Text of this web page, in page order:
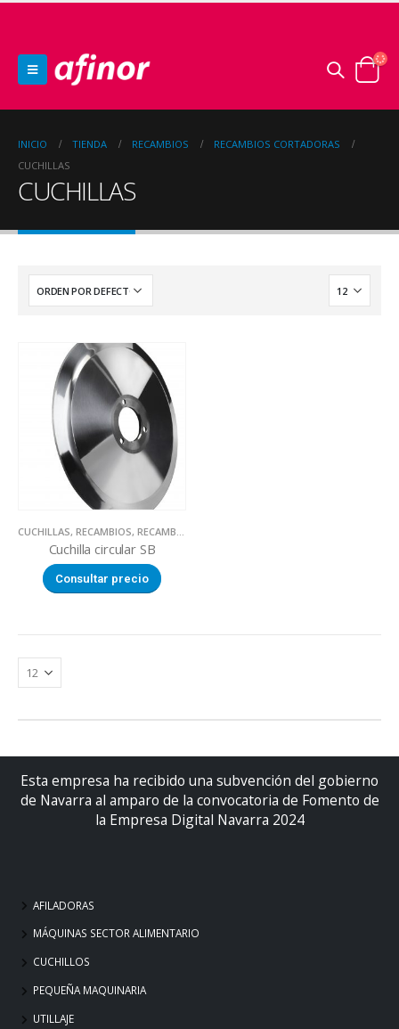
INICIO TIENDA RECAMBIOS
RECAMBIOS CORTADORAS
CUCHILLAS
CUCHILLAS
CUCHILLAS, RECAMBIOS, RECAMBIOS CORTADORAS
Cuchilla circular SB
Consultar precio
Esta empresa ha recibido una subvención del gobierno
de Navarra al amparo de la convocatoria de Fomento de
la Empresa Digital Navarra 2024
AFILADORAS
MÁQUINAS SECTOR ALIMENTARIO
CUCHILLOS
PEQUEÑA MAQUINARIA
UTILLAJE